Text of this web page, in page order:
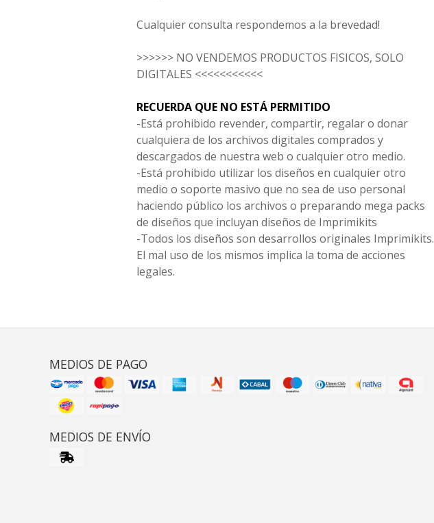
Cualquier consulta respondemos a la brevedad!
>>>>>> NO VENDEMOS PRODUCTOS FISICOS, SOLO
DIGITALES <<<<<<<<<<<
RECUERDA QUE NO ESTÁ PERMITIDO
-Está prohibido revender, compartir, regalar o donar
cualquiera de los archivos digitales comprados y
descargados de nuestra web o cualquier otro medio.
-Está prohibido utilizar los diseños en cualquier otro
medio o soporte masivo que no sea de uso personal
haciendo público los archivos o preparando mega packs
de diseños que incluyan diseños de Imprimikits
-Todos los diseños son desarrollos originales Imprimikits.
El mal uso de los mismos implica la toma de acciones
legales.
MEDIOS DE PAGO
MEDIOS DE ENVÍO